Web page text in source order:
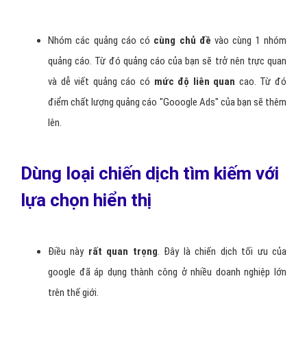
Nhóm các quảng cáo có cùng chủ đề vào cùng 1 nhóm
quảng cáo. Từ đó quảng cáo của bạn sẽ trở nên trực quan
và dễ viết quảng cáo có mức độ liên quan cao. Từ đó
điểm chất lượng quảng cáo "Gooogle Ads" của bạn sẽ thêm
lên.
Dùng loại chiến dịch tìm kiếm với
lựa chọn hiển thị
Điều này rất quan trọng. Đây là chiến dịch tối ưu của
google đã áp dụng thành công ở nhiều doanh nghiệp lớn
trên thế giới.